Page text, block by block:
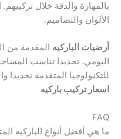
بالمهارة والدقة خلال
الألوان والتصاميم.
أرضيات الباركيه المقدمة من
اليومي. تحديدا تناسب
للتكنولوجيا المتقدمة تحديدا
اسعار تركيب باركيه
FAQ
ما هي أفضل أنواع الباركيه